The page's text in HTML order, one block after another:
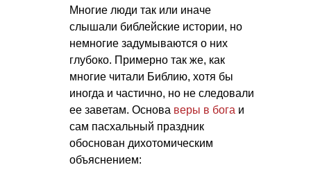
Многие люди так или иначе
слышали библейские истории, но
немногие задумываются о них
глубоко. Примерно так же, как
многие читали Библию, хотя бы
иногда и частично, но не следовали
ее заветам. Основа веры в бога и
сам пасхальный праздник
обоснован дихотомическим
объяснением: